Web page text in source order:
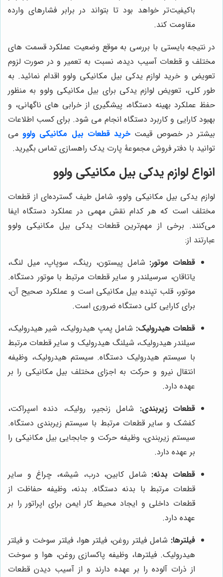
باکیفیت‌تر خواهد بود تا بتواند در برابر فشارهای وارده
مقاومت کند.
در نتیجه بایستی با بررسی به موقع وضعیت عملکرد قسمت های
مختلف و قطعات آسیب دیده، نسبت به تعمیر و در صورت لزوم
تعویض و خرید لوازم یدکی بیل مکانیکی ولوو اقدام نمائید. به
طور کلی، تعویض لوازم یدکی برای بیل مکانیکی ولوو به منظور
حفظ عملکرد بهینه دستگاه، پیشگیری از خرابی ‌های ناگهانی، و
بهبود کارایی و کاربرد دستگاه انجام می ‌شود. برای کسب اطلاعات
بیشتر در خصوص قیمت خرید قطعات بیل مکانیکی ولوو می
توانید با دفتر فروش مجموعۀ پارت یدک راهسازی تماس بگیرید.
انواع لوازم یدکی بیل مکانیکی ولوو
لوازم یدکی بیل مکانیکی ولوو، شامل طیف گسترده‌ای از قطعات
مختلف است که هر کدام نقش مهمی در عملکرد دستگاه ایفا
می‌کنند. برخی از مهم‌ترین قطعات یدکی بیل مکانیکی ولوو
عبارتند از:
قطعات موتور: شامل پیستون، رینگ، سوپاپ، میل لنگ،
یاتاقان، سرسیلندر و سایر قطعات مرتبط با موتور دستگاه.
موتور، قلب تپنده بیل مکانیکی است و عملکرد صحیح آن،
برای کارایی کلی دستگاه ضروری است.
قطعات هیدرولیک: شامل پمپ هیدرولیک، شیر هیدرولیک،
سیلندر هیدرولیک، شیلنگ هیدرولیک و سایر قطعات مرتبط
با سیستم هیدرولیک دستگاه. سیستم هیدرولیک، وظیفه
انتقال نیرو و حرکت به اجزای مختلف بیل مکانیکی را بر
عهده دارد.
قطعات زیربندی: شامل زنجیر، رولیک، دنده اسپراکت،
کفشک و سایر قطعات مرتبط با سیستم زیربندی دستگاه.
سیستم زیربندی، وظیفه حرکت و جابجایی بیل مکانیکی را
بر عهده دارد.
قطعات بدنه: شامل کابین، درب، شیشه، چراغ و سایر
قطعات مرتبط با بدنه دستگاه. بدنه، وظیفه حفاظت از
قطعات داخلی و ایجاد محیط کار ایمن برای اپراتور را بر
عهده دارد.
فیلترها: شامل فیلتر روغن، فیلتر هوا، فیلتر سوخت و فیلتر
هیدرولیک. فیلترها، وظیفه پاکسازی روغن، هوا و سوخت
از ذرات آلوده را بر عهده دارند و از آسیب دیدن قطعات